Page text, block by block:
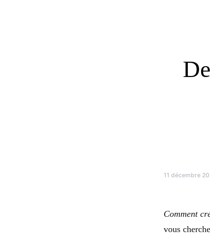
11 décembre
Comment
vous